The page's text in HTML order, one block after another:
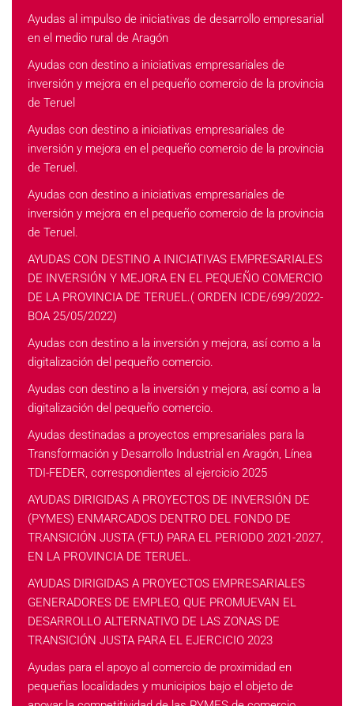
Ayudas al impulso de iniciativas de desarrollo empresarial
en el medio rural de Aragón
Ayudas con destino a iniciativas empresariales de
inversión y mejora en el pequeño comercio de la provincia
de Teruel
Ayudas con destino a iniciativas empresariales de
inversión y mejora en el pequeño comercio de la provincia
de Teruel.
Ayudas con destino a iniciativas empresariales de
inversión y mejora en el pequeño comercio de la provincia
de Teruel.
AYUDAS CON DESTINO A INICIATIVAS EMPRESARIALES
DE INVERSIÓN Y MEJORA EN EL PEQUEÑO COMERCIO
DE LA PROVINCIA DE TERUEL.( ORDEN ICDE/699/2022-
BOA 25/05/2022)
Ayudas con destino a la inversión y mejora, así como a la
digitalización del pequeño comercio.
Ayudas con destino a la inversión y mejora, así como a la
digitalización del pequeño comercio.
Ayudas destinadas a proyectos empresariales para la
Transformación y Desarrollo Industrial en Aragón, Línea
TDI-FEDER, correspondientes al ejercicio 2025
AYUDAS DIRIGIDAS A PROYECTOS DE INVERSIÓN DE
(PYMES) ENMARCADOS DENTRO DEL FONDO DE
TRANSICIÓN JUSTA (FTJ) PARA EL PERIODO 2021-2027,
EN LA PROVINCIA DE TERUEL.
AYUDAS DIRIGIDAS A PROYECTOS EMPRESARIALES
GENERADORES DE EMPLEO, QUE PROMUEVAN EL
DESARROLLO ALTERNATIVO DE LAS ZONAS DE
TRANSICIÓN JUSTA PARA EL EJERCICIO 2023
Ayudas para el apoyo al comercio de proximidad en
pequeñas localidades y municipios bajo el objeto de